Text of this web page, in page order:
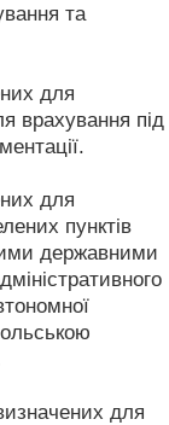
та
для
врахування під
для
пунктів
державними
для